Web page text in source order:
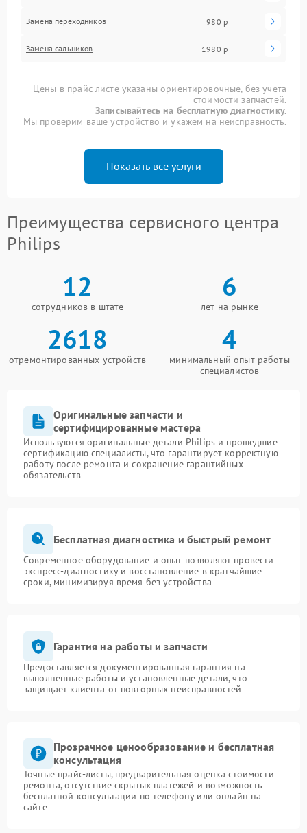
Замена переходников 980 р
Замена сальников 1980 р
Цены в прайс-листе указаны ориентировочные, без учета
стоимости запчастей.
Записывайтесь на бесплатную диагностику.
Мы проверим ваше устройство и укажем на неисправность.
Показать все услуги
Преимущества сервисного центра
Philips
12
сотрудников в штате
6
лет на рынке
2618
отремонтированных устройств
4
минимальный опыт работы
специалистов
Оригинальные запчасти и
сертифицированные мастера
Используются оригинальные детали Philips и прошедшие
сертификацию специалисты, что гарантирует корректную
работу после ремонта и сохранение гарантийных
обязательств
Бесплатная диагностика и быстрый ремонт
Современное оборудование и опыт позволяют провести
экспресс-диагностику и восстановление в кратчайшие
сроки, минимизируя время без устройства
Гарантия на работы и запчасти
Предоставляется документированная гарантия на
выполненные работы и установленные детали, что
защищает клиента от повторных неисправностей
Прозрачное ценообразование и бесплатная
консультация
Точные прайс-листы, предварительная оценка стоимости
ремонта, отсутствие скрытых платежей и возможность
бесплатной консультации по телефону или онлайн на
сайте